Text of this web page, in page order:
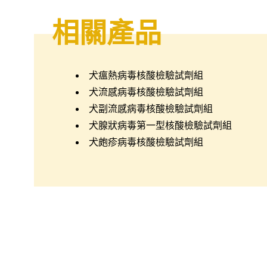
相關產品
犬瘟熱病毒核酸檢驗試劑組
犬流感病毒核酸檢驗試劑組
犬副流感病毒核酸檢驗試劑組
犬腺狀病毒第一型核酸檢驗試劑組
犬皰疹病毒核酸檢驗試劑組